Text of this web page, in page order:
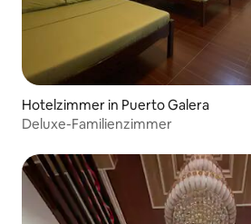
Hotelzimmer in Puerto Galera
Deluxe-Familienzimmer